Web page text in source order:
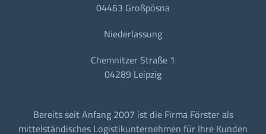
04463 Großpösna
Niederlassung
Chemnitzer Straße 1
04289 Leipzig
Bereits seit Anfang 2007 ist die Firma Förster als
mittelständisches Logistikunternehmen für Ihre Kunden